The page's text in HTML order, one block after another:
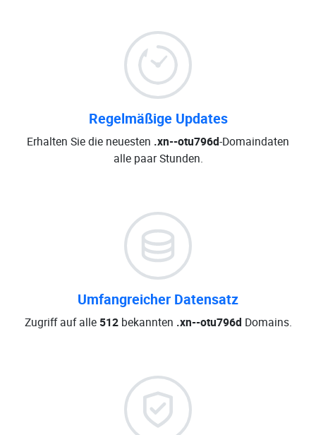
Regelmäßige Updates
Erhalten Sie die neuesten .xn--otu796d-Domaindaten
alle paar Stunden.
Umfangreicher Datensatz
Zugriff auf alle 512bekannten .xn--otu796d Domains.